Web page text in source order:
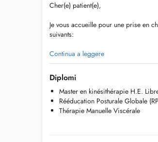
Cher(e) patient(e),
Je vous accueille pour une prise en
suivants:
-Orthopédie, traumatologie,
-Rééducation fonctionnelle du
-Rééducation fonctionnelle de la main;
-Rééducation Posturale Globale (RPG
-Rééducation Maxillo-Faciale;
-Travail fonctionnel et actif du
Continua a leggere
Diplomi
Master en kinésithérapie H.E.
Rééducation Posturale Globale
Thérapie Manuelle Viscérale